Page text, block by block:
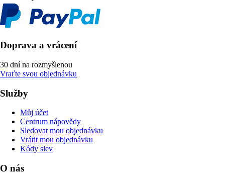
Doprava a vrácení
30 dní na rozmyšlenou
Vraťte svou objednávku
Služby
Můj účet
Centrum nápovědy
Sledovat mou objednávku
Vrátit mou objednávku
Kódy slev
O nás